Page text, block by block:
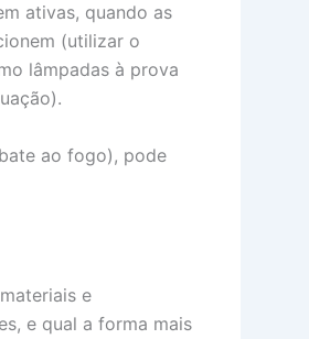
ativas, quando as
(utilizar o
lâmpadas à prova
ao fogo), pode
e
e qual a forma mais